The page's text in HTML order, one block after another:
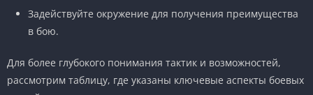
Задействуйте окружение для получения преимущества
в бою.
Для более глубокого понимания тактик и возможностей,
рассмотрим таблицу, где указаны ключевые аспекты боевых